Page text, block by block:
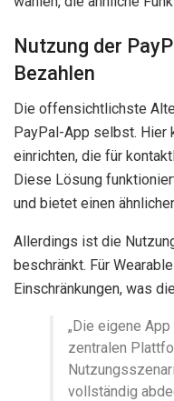
Nutzung der
Bezahlen
Die offensichtlichste
PayPal-App selbst. Hier
einrichten, die für
Diese Lösung
und bietet einen
Allerdings ist die
beschränkt. Für
Einschränkungen, was
„Die eigene
zentralen
vollständig